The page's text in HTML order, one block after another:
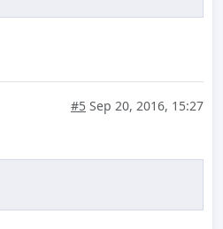
#5 Sep 20, 2016, 15:27